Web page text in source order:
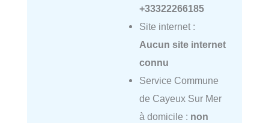
+33322266185
Site internet :
Aucun site internet
connu
Service Commune
de Cayeux Sur Mer
à domicile : non